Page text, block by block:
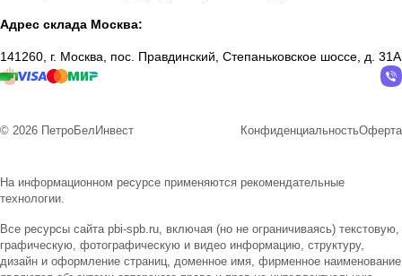
Адрес склада Москва:
141260, г. Москва, пос. Правдинский, Степаньковское шоссе, д. 31А
© 2026 ПетроБелИнвест КонфиденциальностьОферта
На информационном ресурсе применяются рекомендательные
технологии.
Все ресурсы сайта pbi-spb.ru, включая (но не ограничиваясь) текстовую,
графическую, фотографическую и видео информацию, структуру,
дизайн и оформление страниц, доменное имя, фирменное наименование